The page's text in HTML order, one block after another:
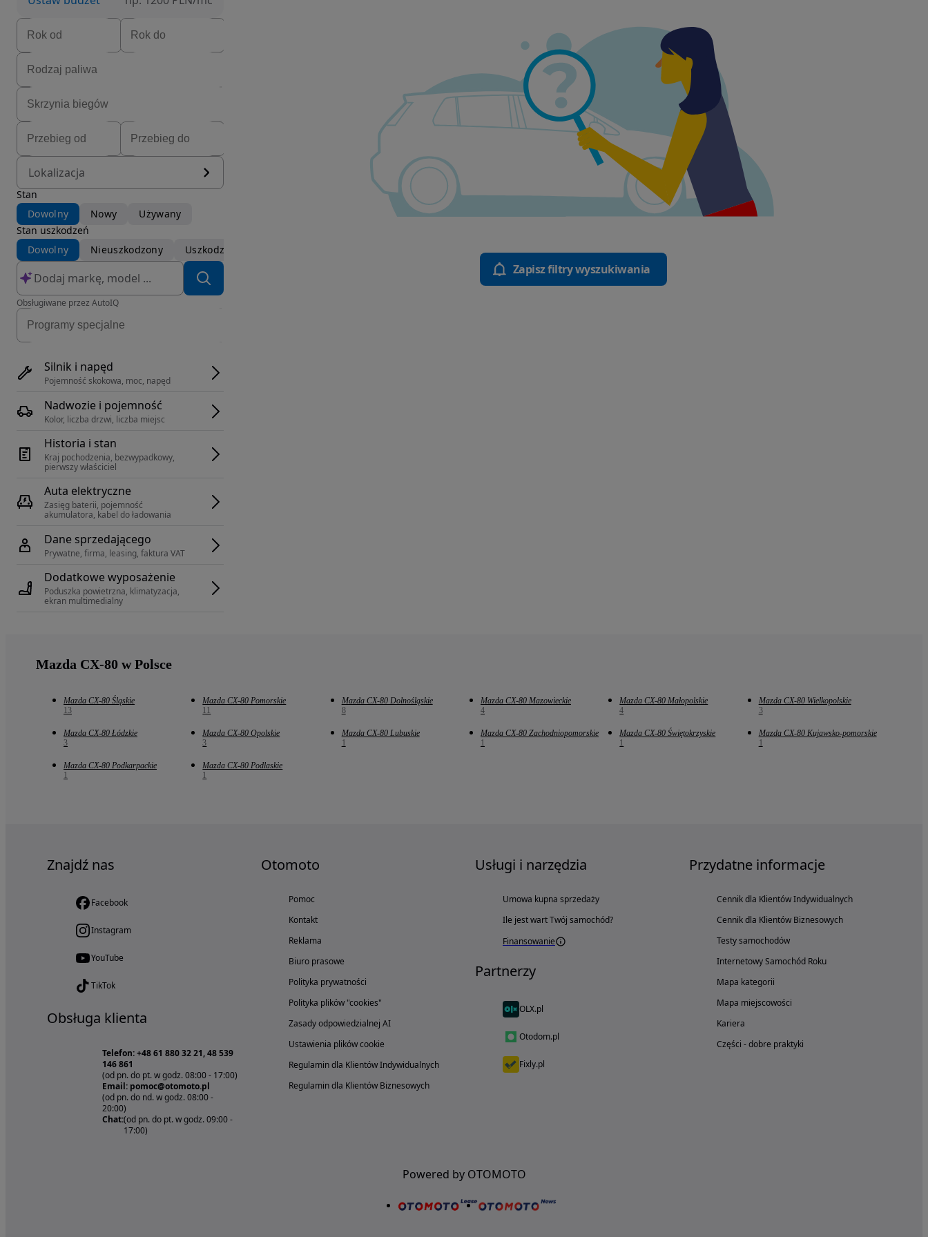
Lokalizacja
Stan
Dowolny
Nowy
Używany
Stan uszkodzeń
Dowolny
Nieuszkodzony Uszkodzony
Obsługiwane przez AutoIQ
Silnik i napęd
Pojemność skokowa, moc, napęd
Nadwozie i pojemność
Kolor, liczba drzwi, liczba miejsc
Historia i stan
Kraj pochodzenia, bezwypadkowy,
pierwszy właściciel
Auta elektryczne
Zasięg baterii, pojemność
akumulatora, kabel do ładowania
Dane sprzedającego
Prywatne, firma, leasing, faktura VAT
Dodatkowe wyposażenie
Poduszka powietrzna, klimatyzacja,
ekran multimedialny
Zapisz filtry wyszukiwania
Mazda CX-80 w Polsce
Mazda CX-80 Śląskie
13
Mazda CX-80 Pomorskie
11
Mazda CX-80 Dolnośląskie
8
Mazda CX-80 Mazowieckie
4
Mazda CX-80 Małopolskie
4
Mazda CX-80 Wielkopolskie
3
Mazda CX-80 Łódzkie
3
Mazda CX-80 Opolskie
3
Mazda CX-80 Lubuskie
1
Mazda CX-80 Zachodniopomorskie
1
Mazda CX-80 Świętokrzyskie
1
Mazda CX-80 Kujawsko-pomorskie
1
Mazda CX-80 Podkarpackie
1
Mazda CX-80 Podlaskie
1
Znajdź nas
Facebook
Instagram
YouTube
TikTok
Obsługa klienta
Telefon: +48 61 880 32 21, 48 539
146 861
(od pn. do pt. w godz. 08:00 - 17:00)
Email: pomoc@otomoto.pl
(od pn. do nd. w godz. 08:00 -
20:00)
Chat:(od pn. do pt. w godz. 09:00 -
17:00)
Otomoto
Pomoc
Kontakt
Reklama
Biuro prasowe
Polityka prywatności
Polityka plików "cookies"
Zasady odpowiedzialnej AI
Ustawienia plików cookie
Regulamin dla Klientów Indywidualnych
Regulamin dla Klientów Biznesowych
Usługi i narzędzia
Umowa kupna sprzedaży
Ile jest wart Twój samochód?
Finansowanie
Partnerzy
OLX.pl
Otodom.pl
Fixly.pl
Przydatne informacje
Cennik dla Klientów Indywidualnych
Cennik dla Klientów Biznesowych
Testy samochodów
Internetowy Samochód Roku
Mapa kategorii
Mapa miejscowości
Kariera
Części - dobre praktyki
Powered by OTOMOTO